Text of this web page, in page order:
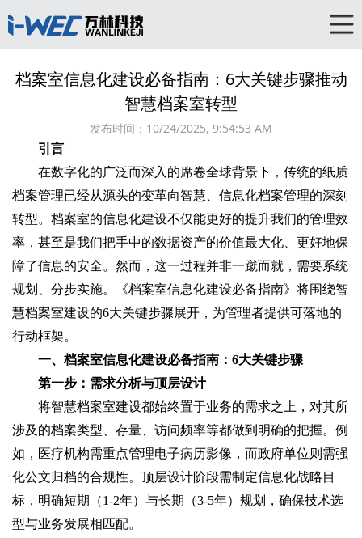
档案室信息化建设必备指南：6大关键步骤推动
智慧档案室转型
发布时间： 10/24/2025, 9:54:53 AM
引言
在数字化的广泛而深入的席卷全球背景下，传统的纸质
档案管理已经从源头的变革向智慧、信息化档案管理的深刻
转型。档案室的信息化建设不仅能更好的提升我们的管理效
率，甚至是我们把手中的数据资产的价值最大化、更好地保
障了信息的安全。然而，这一过程并非一蹴而就，需要系统
规划、分步实施。《档案室信息化建设必备指南》将围绕智
慧档案室建设的6大关键步骤展开，为管理者提供可落地的
行动框架。
一、档案室信息化建设必备指南：6大关键步骤
第一步：需求分析与顶层设计
将智慧档案室建设都始终置于业务的需求之上，对其所
涉及的档案类型、存量、访问频率等都做到明确的把握。例
如，医疗机构需重点管理电子病历影像，而政府单位则需强
化公文归档的合规性。顶层设计阶段需制定信息化战略目
标，明确短期（1-2年）与长期（3-5年）规划，确保技术选
型与业务发展相匹配。